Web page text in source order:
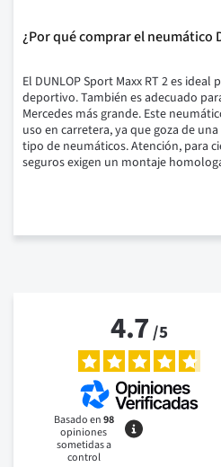
¿Por qué comprar el neumático
El DUNLOP Sport Maxx RT 2 es
deportivo.También es adecuado
Mercedes más grande. Este
uso en carretera, ya que goza de
tipo de neumáticos.Atención, para
seguros exigen un montaje
4.7/5
Basado en98
opiniones
sometidas a
control